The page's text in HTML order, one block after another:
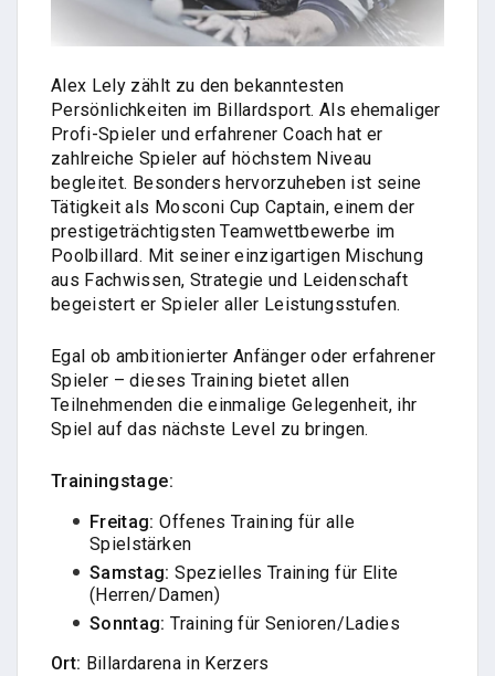
Alex Lely zählt zu den bekanntesten
Persönlichkeiten im Billardsport. Als ehemaliger
Profi-Spieler und erfahrener Coach hat er
zahlreiche Spieler auf höchstem Niveau
begleitet. Besonders hervorzuheben ist seine
Tätigkeit als Mosconi Cup Captain, einem der
prestigeträchtigsten Teamwettbewerbe im
Poolbillard. Mit seiner einzigartigen Mischung
aus Fachwissen, Strategie und Leidenschaft
begeistert er Spieler aller Leistungsstufen.
Egal ob ambitionierter Anfänger oder erfahrener
Spieler – dieses Training bietet allen
Teilnehmenden die einmalige Gelegenheit, ihr
Spiel auf das nächste Level zu bringen.
Trainingstage:
Freitag: Offenes Training für alle
Spielstärken
Samstag: Spezielles Training für Elite
(Herren/Damen)
Sonntag: Training für Senioren/Ladies
Ort: Billardarena in Kerzers